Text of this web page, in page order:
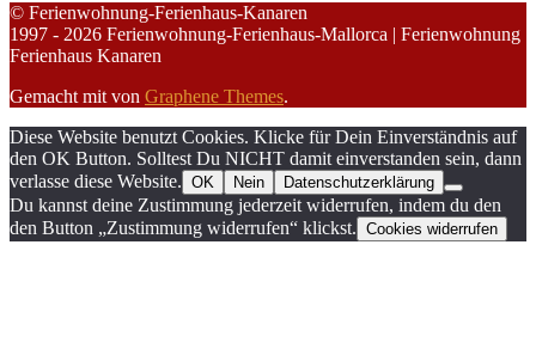
© Ferienwohnung-Ferienhaus-Kanaren
1997 - 2026 Ferienwohnung-Ferienhaus-Mallorca | Ferienwohnung
Ferienhaus Kanaren
Gemacht mit von Graphene Themes.
Diese Website benutzt Cookies. Klicke für Dein Einverständnis auf
den OK Button. Solltest Du NICHT damit einverstanden sein, dann
verlasse diese Website. OK Nein Datenschutzerklärung
Du kannst deine Zustimmung jederzeit widerrufen, indem du den
den Button „Zustimmung widerrufen“ klickst. Cookies widerrufen